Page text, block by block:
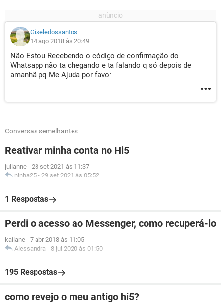
Giseledossantos
14 ago 2018 às 20:49
Não Estou Recebendo o código de confirmação do
Whatsapp não ta chegando e ta falando q só depois de
amanhã pq Me Ajuda por favor
Conversas semelhantes
Reativar minha conta no Hi5
julianne - 28 set 2021 às 11:37
ninha25 - 29 set 2021 às 05:52
1 Respostas
Perdi o acesso ao Messenger, como recuperá-lo
kailane - 7 abr 2018 às 11:05
Alessandra - 8 jul 2020 às 01:50
195 Respostas
como revejo o meu antigo hi5?